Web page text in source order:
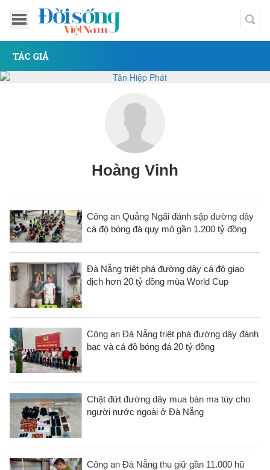
TÁC GIẢ
Hoàng Vinh
Công an Quảng Ngãi đánh sập đường dây
cá độ bóng đá quy mô gần 1.200 tỷ đồng
Đà Nẵng triệt phá đường dây cá độ giao
dịch hơn 20 tỷ đồng mùa World Cup
Công an Đà Nẵng triệt phá đường dây đánh
bạc và cá độ bóng đá 20 tỷ đồng
Chặt đứt đường dây mua bán ma túy cho
người nước ngoài ở Đà Nẵng
Công an Đà Nẵng thu giữ gần 11.000 hũ